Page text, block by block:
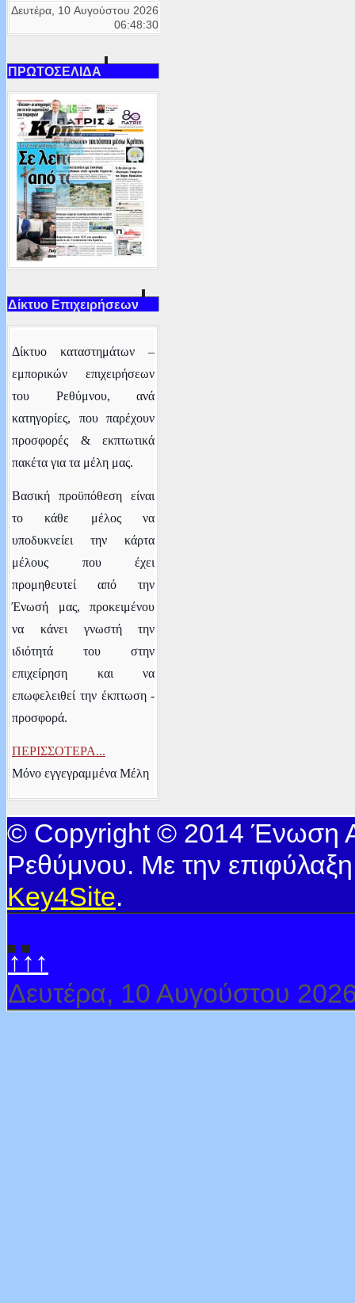
Δευτέρα, 10 Αυγούστου 2026
06:48:30
ΠΡΩΤΟΣΕΛΙΔΑ
Δίκτυο Επιχειρήσεων
Δίκτυο καταστημάτων –
εμπορικών επιχειρήσεων
του Ρεθύμνου, ανά
κατηγορίες, που παρέχουν
προσφορές & εκπτωτικά
πακέτα για τα μέλη μας.
Βασική προϋπόθεση είναι
το κάθε μέλος να
υποδυκνείει την κάρτα
μέλους που έχει
προμηθευτεί από την
Ένωσή μας, προκειμένου
να κάνει γνωστή την
ιδιότητά του στην
επιχείρηση και να
επωφελειθεί την έκπτωση -
προσφορά.
ΠΕΡΙΣΣΟΤΕΡΑ...
Μόνο εγγεγραμμένα Μέλη
© Copyright © 2014 Ένωση
Ρεθύμνου. Με την
Key4Site.
↑↑↑
Δευτέρα, 10 Αυγούστου